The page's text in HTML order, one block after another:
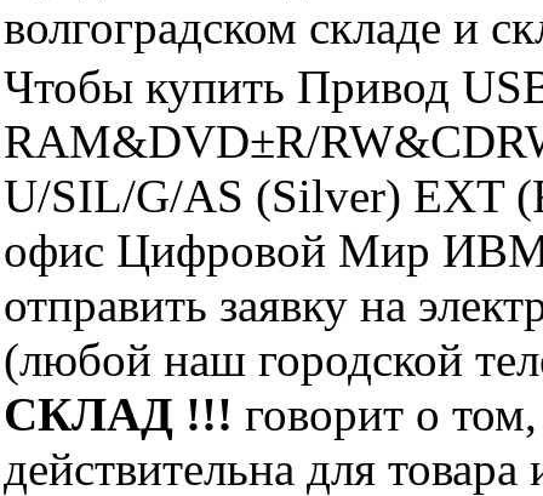
волгоградском складе и
Чтобы купить Привод
RAM&DVD±R/
U/SIL/G/AS (Silver) EXT
офис Цифровой Мир ИВМ
отправить заявку на
(любой наш городской
СКЛАД !!! говорит о
действительна для